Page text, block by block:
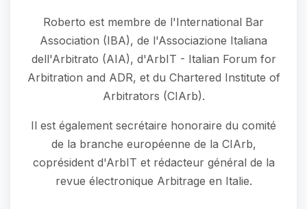
Roberto est membre de l'International Bar
Association (IBA), de l'Associazione Italiana
dell'Arbitrato (AIA), d'ArbIT - Italian Forum for
Arbitration and ADR, et du Chartered Institute of
Arbitrators (CIArb).
Il est également secrétaire honoraire du comité
de la branche européenne de la CIArb,
coprésident d'ArbIT et rédacteur général de la
revue électronique Arbitrage en Italie.